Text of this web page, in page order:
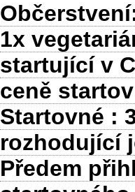
1x
startující v
ceně
Startovné :
rozhodující
Předem